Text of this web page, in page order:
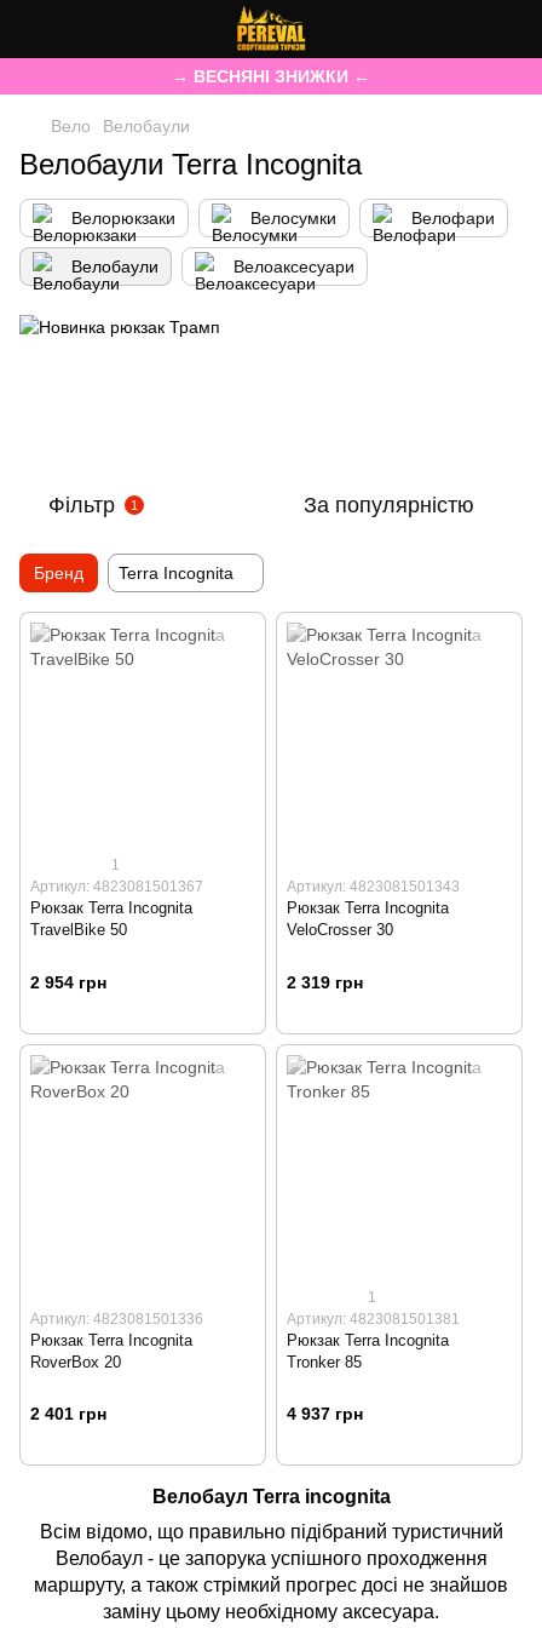
→ ВЕСНЯНІ ЗНИЖКИ ←
Вело Велобаули
Велобаули Terra Incognita
Велорюкзаки Велосумки Велофари
Велобаули Велоаксесуари
Фільтр 1 За популярністю
Бренд Terra Incognita
1
Артикул: 4823081501367
Рюкзак Terra Incognita
TravelBike 50
2 954 грн
Артикул: 4823081501343
Рюкзак Terra Incognita
VeloCrosser 30
2 319 грн
Артикул: 4823081501336
Рюкзак Terra Incognita
RoverBox 20
2 401 грн
1
Артикул: 4823081501381
Рюкзак Terra Incognita
Tronker 85
4 937 грн
Велобаул Terra incognita
Всім відомо, що правильно підібраний туристичний
Велобаул - це запорука успішного проходження
маршруту, а також стрімкий прогрес досі не знайшов
заміну цьому необхідному аксесуара.